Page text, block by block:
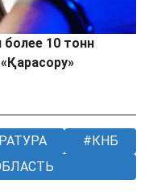
более 10 тонн
КНБ